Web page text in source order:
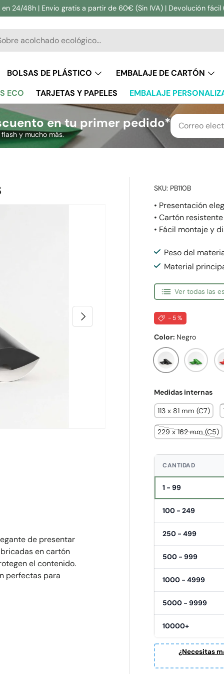
en 24/48h | Envio gratis a partir de 60€ (Sin IVA) | Devolución fácil
BOLSAS DE PLÁSTICO EMBALAJE DE CARTÓN
ECO
TARJETAS Y PAPELES EMBALAJE
en tu primer pedido*
y mucho más.
Siguiente
SKU: PB110B
• Presentación
• Cartón
• Fácil montaje y
Peso del
Material
Ver todas las
- 5 %
Color: Negro
Negro Verde
Medidas internas
113 x 81 mm (C7)
229 x 162 mm (C5)
CANTIDAD
1 - 99
100 - 249
250 - 499
500 - 999
1000 - 4999
5000 - 9999
10000+
¿Necesitas
de presentar
en cartón
el contenido.
perfectas para